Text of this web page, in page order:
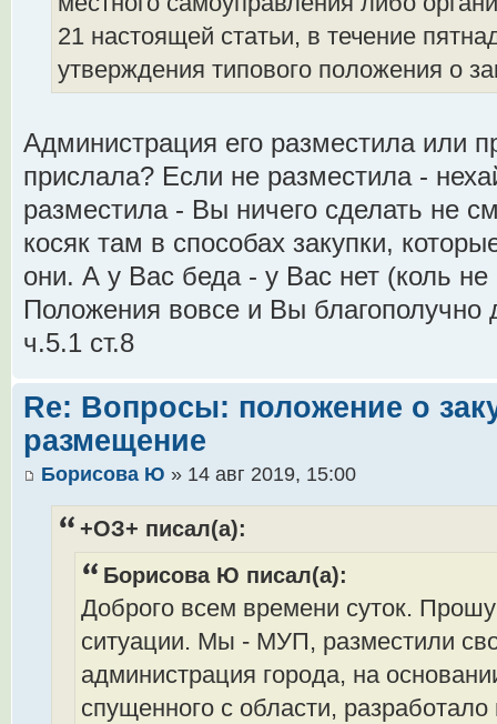
21 настоящей статьи, в течение
утверждения типового положения о
Администрация его разместила или
прислала? Если не разместила -
разместила - Вы ничего сделать не
косяк там в способах закупки,
они. А у Вас беда - у Вас нет (коль не
Положения вовсе и Вы благополучно
ч.5.1 ст.8
Re: Вопросы: положение о
размещение
Борисова Ю » 14 авг 2019, 15:00
+ОЗ+ писал(а):
Борисова Ю писал(а):
Доброго всем времени суток. Прошу
ситуации. Мы - МУП, разместили
администрация города, на
спущенного с области,